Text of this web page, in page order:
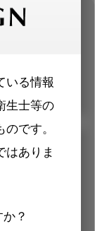
いる情報
生士等の
です。
はありま
？
ます。